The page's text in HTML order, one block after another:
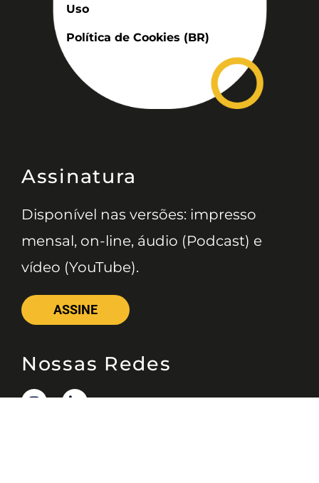
Uso
Política de Cookies (BR)
Assinatura
Disponível nas versões: impresso
mensal, on-line, áudio (Podcast) e
vídeo (YouTube).
ASSINE
Nossas Redes